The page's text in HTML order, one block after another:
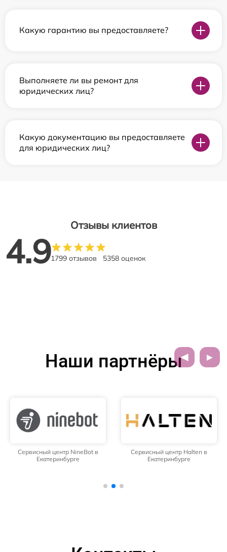
Какую гарантию вы предоставляете?
Выполняете ли вы ремонт для
юридических лиц?
Какую документацию вы предоставляете
для юридических лиц?
Отзывы клиентов
4.91799 отзывов 5358 оценок
Наши партнёры
Сервисный центр NineBot в
Екатеринбурге
Сервисный центр Halten в
Екатеринбурге